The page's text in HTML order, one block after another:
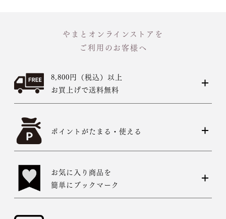
やまとオンラインストアを
ご利用のお客様へ
8,800円（税込）以上
お買上げで送料無料
ポイントがたまる・使える
お気に入り商品を
簡単にブックマーク